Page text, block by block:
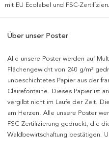
mit EU Ecolabel und FSC-
Über unser Poster
Alle unsere Poster werden auf
Flächengewicht von 240 g/m²
unbeschichtetes Papier aus der
Clairefontaine. Dieses Papier ist
vergilbt nicht im Laufe der Zeit.
am Herzen. Alle unsere Poster
FSC-Zertifizierung gedruckt, die
Waldbewirtschaftung bestätigen.